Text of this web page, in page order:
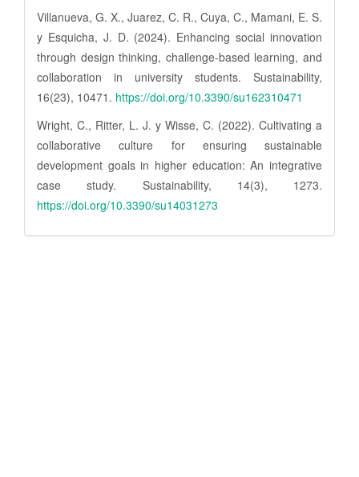
Villanueva, G. X., Juarez, C. R., Cuya, C., Mamani, E. S.
y Esquicha, J. D. (2024). Enhancing social innovation
through design thinking, challenge-based learning, and
collaboration in university students. Sustainability,
16(23), 10471. https://doi.org/10.3390/su162310471
Wright, C., Ritter, L. J. y Wisse, C. (2022). Cultivating a
collaborative culture for ensuring sustainable
development goals in higher education: An integrative
case study. Sustainability, 14(3), 1273.
https://doi.org/10.3390/su14031273